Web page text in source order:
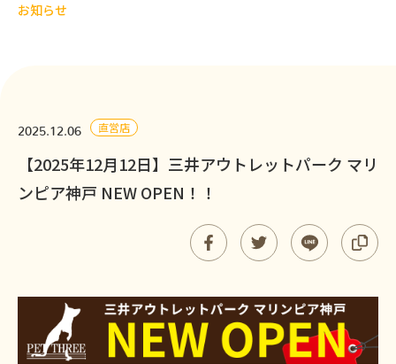
お知らせ
2025.12.06 直営店
【2025年12月12日】三井アウトレットパーク マリ
ンピア神戸 NEW OPEN！！